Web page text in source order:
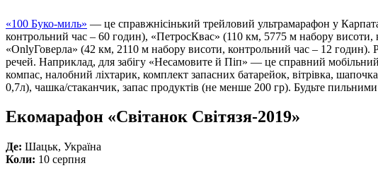
«100 Буко-миль» — це справжнісінький трейловий ультрамарафон у
контрольний час – 60 годин), «ПетросКвас» (110 км, 5775 м набору
«OnlyГоверла» (42 км, 2110 м набору висоти, контрольний час – 12 годин).
речей. Наприклад, для забігу «Несамовите й Піп» — це справний мобільний
компас, налобний ліхтарик, комплект запасних батарейок, вітрівка,
0,7л), чашка/стаканчик, запас продуктів (не менше 200 гр). Будьте
Екомарафон «Світанок Світязя-2019»
Де: Шацьк, Україна
Коли: 10 серпня